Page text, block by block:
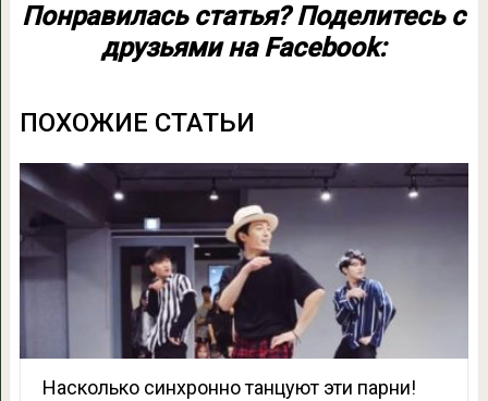
Понравилась статья? Поделитесь с
друзьями на Facebook:
ПОХОЖИЕ СТАТЬИ
Насколько синхронно танцуют эти парни!